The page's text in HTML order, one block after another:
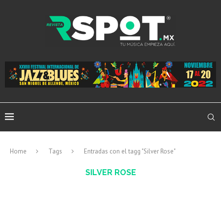
Home Tags Entradas con el tagg "Silver Rose"
SILVER ROSE